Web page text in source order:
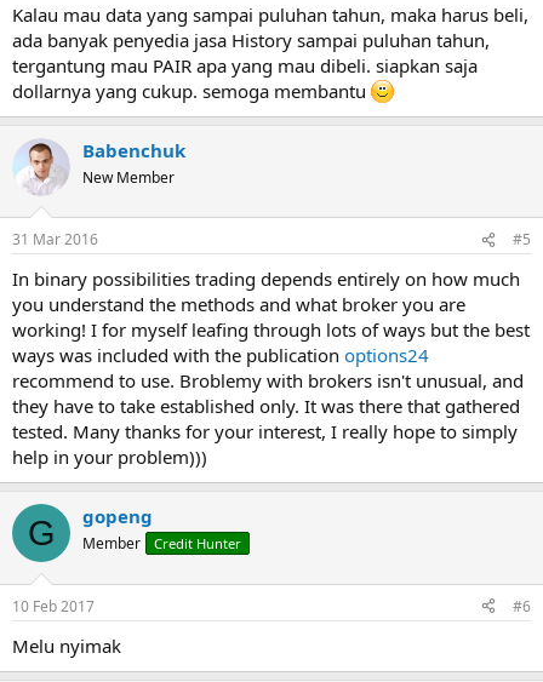
Kalau mau data yang sampai puluhan tahun, maka harus beli,
ada banyak penyedia jasa History sampai puluhan tahun,
tergantung mau PAIR apa yang mau dibeli. siapkan saja
dollarnya yang cukup. semoga membantu
Babenchuk
New Member
31 Mar 2016 #5
In binary possibilities trading depends entirely on how much
you understand the methods and what broker you are
working! I for myself leafing through lots of ways but the best
ways was included with the publication options24
recommend to use. Broblemy with brokers isn't unusual, and
they have to take established only. It was there that gathered
tested. Many thanks for your interest, I really hope to simply
help in your problem)))
G gopeng
Member Credit Hunter
10 Feb 2017 #6
Melu nyimak